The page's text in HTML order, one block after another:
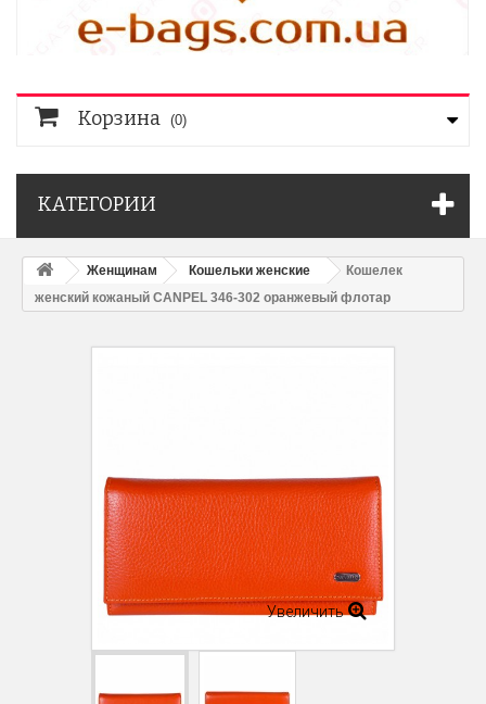
Корзина (0)
КАТЕГОРИИ
Женщинам Кошельки женские
Кошелек
женcкий кожаный CANPEL 346-302 оранжевый флотар
Увеличить